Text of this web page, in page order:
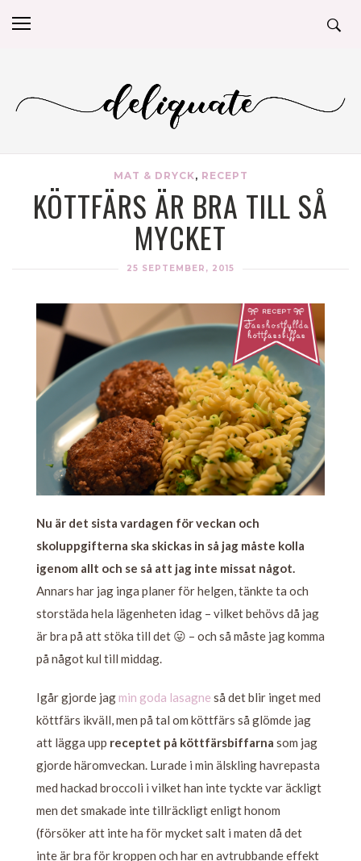
MAT & DRYCK, RECEPT
KÖTTFÄRS ÄR BRA TILL SÅ
MYCKET
25 SEPTEMBER, 2015
Nu är det sista vardagen för veckan och
skoluppgifterna ska skickas in så jag måste kolla
igenom allt och se så att jag inte missat något.
Annars har jag inga planer för helgen, tänkte ta och
storstäda hela lägenheten idag – vilket behövs då jag
är bra på att stöka till det 😛 – och så måste jag komma
på något kul till middag.
Igår gjorde jag min goda lasagne så det blir inget med
köttfärs ikväll, men på tal om köttfärs så glömde jag
att lägga upp receptet på köttfärsbiffarna som jag
gjorde häromveckan. Lurade i min älskling havrepasta
med hackad broccoli i vilket han inte tyckte var äckligt
men det smakade inte tillräckligt enligt honom
(försöker att inte ha för mycket salt i maten då det
inte är bra för kroppen och har en avtrubbande effekt